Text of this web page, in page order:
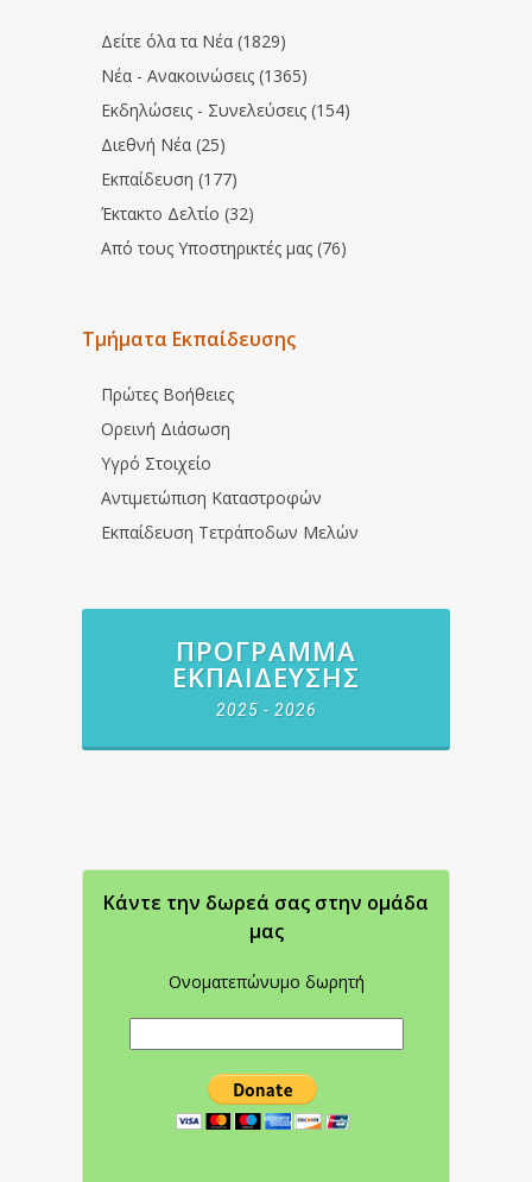
Δείτε όλα τα Νέα (1829)
Νέα - Ανακοινώσεις (1365)
Εκδηλώσεις - Συνελεύσεις (154)
Διεθνή Νέα (25)
Εκπαίδευση (177)
Έκτακτο Δελτίο (32)
Από τους Υποστηρικτές μας (76)
Τμήματα Εκπαίδευσης
Πρώτες Βοήθειες
Ορεινή Διάσωση
Υγρό Στοιχείο
Αντιμετώπιση Καταστροφών
Εκπαίδευση Τετράποδων Μελών
ΠΡΌΓΡΑΜΜΑ
ΕΚΠΑΊΔΕΥΣΗΣ
2025 - 2026
Κάντε την δωρεά σας στην oμάδα
μας
Ονοματεπώνυμο δωρητή